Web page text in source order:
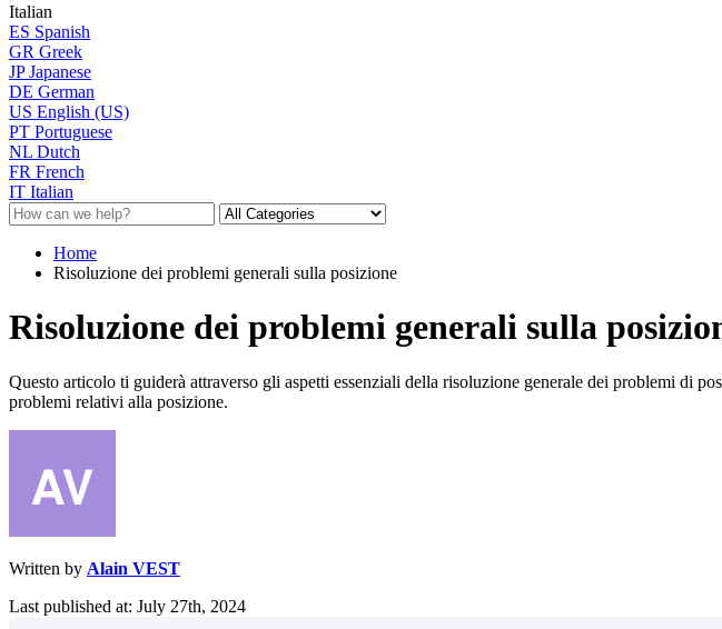
Italian
ES Spanish
GR Greek
JP Japanese
DE German
US English (US)
PT Portuguese
NL Dutch
FR French
IT Italian
Home
Risoluzione dei problemi generali sulla posizione
Risoluzione dei problemi generali sulla
Questo articolo ti guiderà attraverso gli aspetti essenziali della risoluzione generale dei problemi di
problemi relativi alla posizione.
Written by Alain VEST
Last published at: July 27th, 2024